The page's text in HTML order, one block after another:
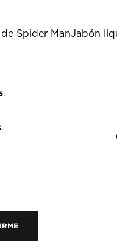
Spider ManJabón
.